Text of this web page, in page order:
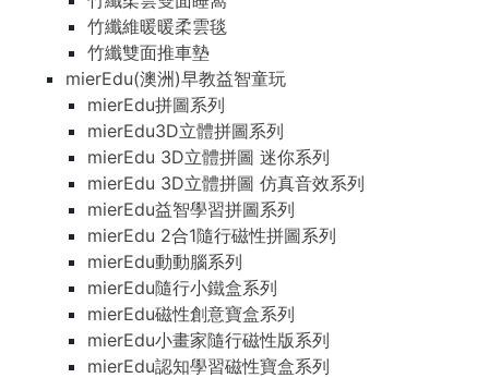
竹纖維暖暖柔雲毯
竹纖雙面推車墊
mierEdu(澳洲)早教益智童玩
mierEdu拼圖系列
mierEdu3D立體拼圖系列
mierEdu 3D立體拼圖 迷你系列
mierEdu 3D立體拼圖 仿真音效系列
mierEdu益智學習拼圖系列
mierEdu 2合1隨行磁性拼圖系列
mierEdu動動腦系列
mierEdu隨行小鐵盒系列
mierEdu磁性創意寶盒系列
mierEdu小畫家隨行磁性版系列
mierEdu認知學習磁性寶盒系列